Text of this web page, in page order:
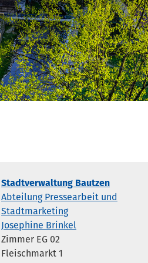
Stadtverwaltung Bautzen
Abteilung Pressearbeit und
Stadtmarketing
Josephine Brinkel
Zimmer EG 02
Fleischmarkt 1